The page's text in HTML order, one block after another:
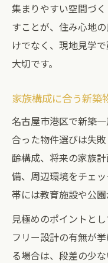
集まりやすい空間づ
すことが、住み心地
けでなく、現地見学
大切です。
家族構成に合う新築
名古屋市港区で新築
合った物件選びは失
齢構成、将来の家族
備、周辺環境をチェ
帯には教育施設や公園
見極めのポイントと
フリー設計の有無が
る場合は、段差の少